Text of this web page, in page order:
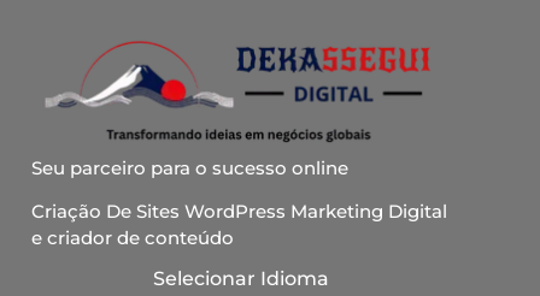
Seu parceiro para o sucesso online
Criação De Sites WordPress Marketing Digital
e criador de conteúdo
Selecionar Idioma